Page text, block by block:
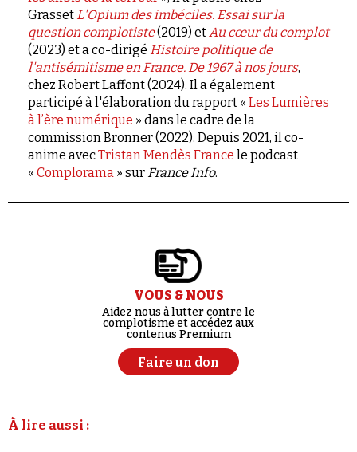
Grasset L'Opium des imbéciles. Essai sur la
question complotiste(2019) et Au cœur du complot
(2023) et a co-dirigé Histoire politique de
l'antisémitisme en France. De 1967 à nos jours,
chez Robert Laffont (2024). Il a également
participé à l'élaboration du rapport « Les Lumières
à l’ère numérique » dans le cadre de la
commission Bronner (2022). Depuis 2021, il co-
anime avecTristan Mendès France le podcast
« Complorama » sur France Info.
VOUS & NOUS
Aidez nous à lutter contre le
complotisme et accédez aux
contenus Premium
Faire un don
À lire aussi :